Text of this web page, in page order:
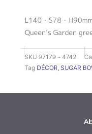
L140・S78・
Queen’s Garden
SKU 97179－4742
Tag DÉCOR SUGAR